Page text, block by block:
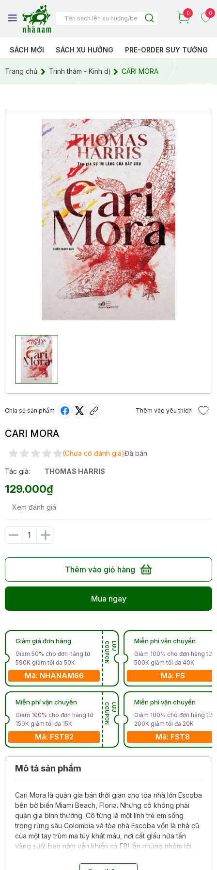
0 0
SÁCH MỚI SÁCH XU HƯỚNG PRE-ORDER SUY TƯỞNG
Trang chủ Trinh thám - Kinh dị CARI MORA
Chia sẻ sản phẩm Thêm vào yêu thích
CARI MORA
(Chưa có đánh giá)Đã bán
Tác giả: THOMAS HARRIS
129.000₫
Xem đánh giá
Thêm vào giỏ hàng
Mua ngay
Giảm giá đơn hàng
Giảm 50% cho đơn hàng từ
590K giảm tối đa 50K
Mã: NHANAM66
L
Ư
U
C
O
U
P
O
N
Miễn phí vận chuyển
Giảm 100% cho đơn hàng từ
150K giảm tối đa 15K
Mã: FST82
L
Ư
U
C
O
U
P
O
N
Miễn phí vận chuyển
Giảm 100% cho đơn hàng từ
500K giảm tối đa 40K
Mã: FS
Miễn phí vận chuyển
Giảm 100% cho đơn hàng từ
200K giảm tối đa 20K
Mã: FST8
Mô tả sản phẩm
Cari Mora là quản gia bán thời gian cho tòa nhà lớn Escoba
bên bờ biển Miami Beach, Floria. Nhưng cô không phải
quản gia bình thường. Cô từng là một lính trẻ em sống
trong rừng sâu Colombia và tòa nhà Escoba vốn là nhà cũ
của một tay trùm ma túy khát máu, nơi cất giấu nửa tấn
vàng suốt bao năm vẫn khiến cả FBI lẫn những nhóm tội